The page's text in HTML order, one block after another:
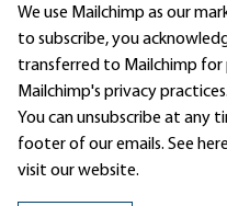
We use Mailchimp as our
to subscribe, you
transferred to Mailchimp for
Mailchimp's privacy practices.
You can unsubscribe at any
footer of our emails. See
visit our website.